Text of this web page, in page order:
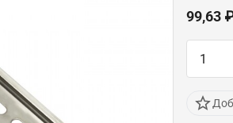
99,63